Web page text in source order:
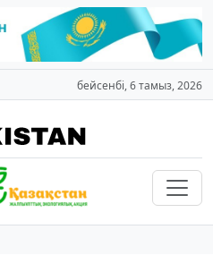
бейсенбі, 6 тамыз, 2026